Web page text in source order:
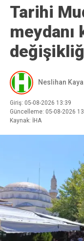
Tarihi
Neslihan Kaya
Giriş: 05-08-2026 13:39
Güncelleme: 05-08-2026
Kaynak: İHA